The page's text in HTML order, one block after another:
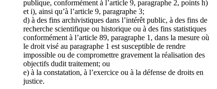
publique, conformément à l’article 9, paragraphe 2, points h)
et i), ainsi qu’à l’article 9, paragraphe 3;
d) à des fins archivistiques dans l’intérêt public, à des fins de
recherche scientifique ou historique ou à des fins statistiques
conformément à l’article 89, paragraphe 1, dans la mesure où
le droit visé au paragraphe 1 est susceptible de rendre
impossible ou de compromettre gravement la réalisation des
objectifs dudit traitement; ou
e) à la constatation, à l’exercice ou à la défense de droits en
justice.